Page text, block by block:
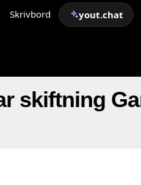
Skrivbord yout.chat
skiftning